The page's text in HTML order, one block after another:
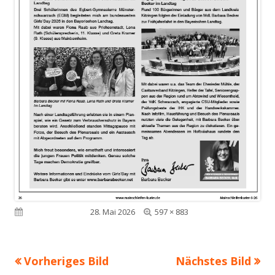
Veröffentlicht am28. Mai 2026
Volle
597 × 883
Vorheriges Bild Nächstes Bild